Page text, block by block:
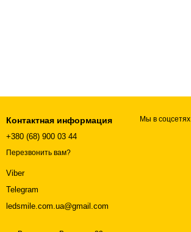
Контактная информация
+380 (68) 900 03 44
Перезвонить вам?
Viber
Telegram
ledsmile.com.ua@gmail.com
Мы в соцсетях